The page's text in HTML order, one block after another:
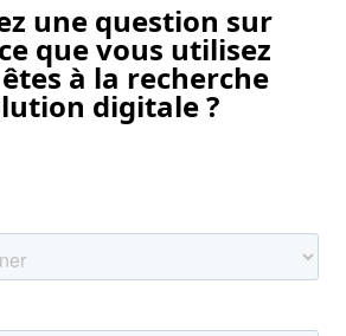
une question sur
que vous utilisez
à la recherche
digitale ?